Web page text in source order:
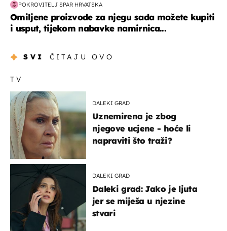
POKROVITELJ SPAR HRVATSKA
Omiljene proizvode za njegu sada možete kupiti
i usput, tijekom nabavke namirnica...
SVI ČITAJU OVO
TV
DALEKI GRAD
Uznemirena je zbog
njegove ucjene - hoće li
napraviti što traži?
DALEKI GRAD
Daleki grad: Jako je ljuta
jer se miješa u njezine
stvari